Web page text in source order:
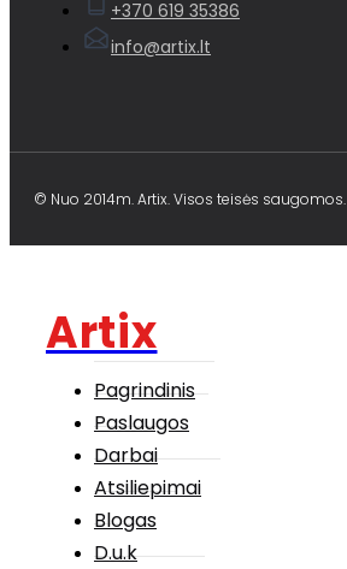
+370 619 35386
info@artix.lt
© Nuo 2014m. Artix. Visos teisės saugomos.
Artix
Pagrindinis
Paslaugos
Darbai
Atsiliepimai
Blogas
D.u.k